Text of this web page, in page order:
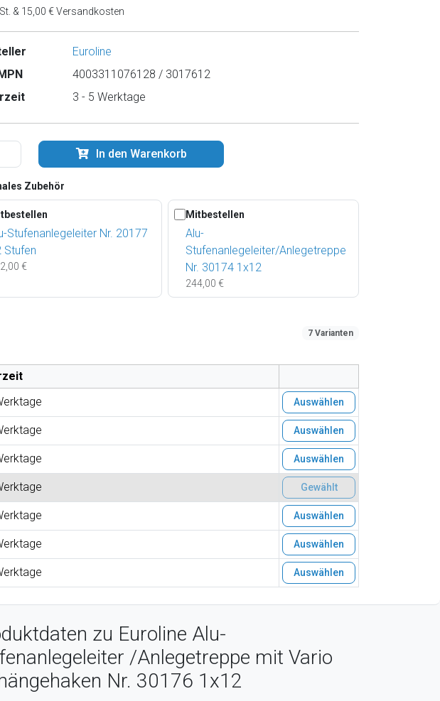
& 15,00 € Versandkosten
Euroline
4003311076128 / 3017612
3 - 5 Werktage
In den Warenkorb
Zubehör
Stufenanlegeleiter Nr. 20177
Stufen
€
Mitbestellen
Alu-
Stufenanlegeleiter/Anlegetreppe
Nr. 30174 1x12
244,00 €
7 Varianten
Auswählen
Auswählen
Auswählen
Gewählt
Auswählen
Auswählen
Auswählen
zu Euroline Alu-
/Anlegetreppe mit Vario
Nr. 30176 1x12